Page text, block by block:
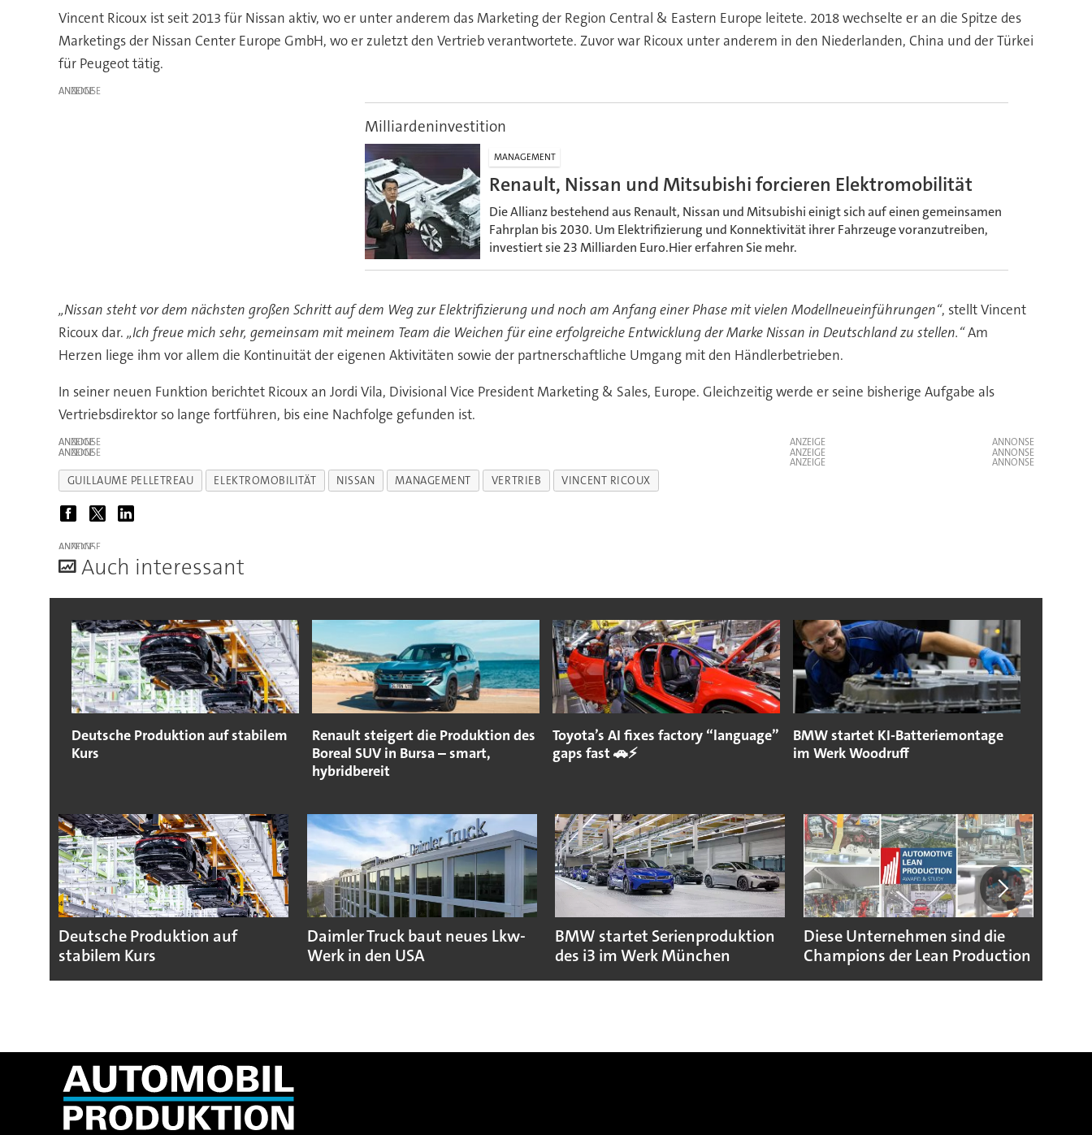
Vincent Ricoux ist seit 2013 für Nissan aktiv, wo er unter anderem das Marketing der Region Central & Eastern Europe leitete. 2018 wechselte er an die Spitze des
Marketings der Nissan Center Europe GmbH, wo er zuletzt den Vertrieb verantwortete. Zuvor war Ricoux unter anderem in den Niederlanden, China und der Türkei
für Peugeot tätig.
ANZEIGE
Milliardeninvestition
MANAGEMENT
Renault, Nissan und Mitsubishi forcieren Elektromobilität
Die Allianz bestehend aus Renault, Nissan und Mitsubishi einigt sich auf einen gemeinsamen
Fahrplan bis 2030. Um Elektrifizierung und Konnektivität ihrer Fahrzeuge voranzutreiben,
investiert sie 23 Milliarden Euro.Hier erfahren Sie mehr.
„Nissan steht vor dem nächsten großen Schritt auf dem Weg zur Elektrifizierung und noch am Anfang einer Phase mit vielen Modellneueinführungen“, stellt Vincent
Ricoux dar. „Ich freue mich sehr, gemeinsam mit meinem Team die Weichen für eine erfolgreiche Entwicklung der Marke Nissan in Deutschland zu stellen.“Am
Herzen liege ihm vor allem die Kontinuität der eigenen Aktivitäten sowie der partnerschaftliche Umgang mit den Händlerbetrieben.
In seiner neuen Funktion berichtet Ricoux an Jordi Vila, Divisional Vice President Marketing & Sales, Europe. Gleichzeitig werde er seine bisherige Aufgabe als
Vertriebsdirektor so lange fortführen, bis eine Nachfolge gefunden ist.
ANZEIGE
ANZEIGE
ANZEIGE
ANZEIGE
ANZEIGE
GUILLAUME PELLETREAU ELEKTROMOBILITÄT NISSAN MANAGEMENT VERTRIEB VINCENT RICOUX
ANZEIGE
Auch interessant
Deutsche Produktion auf stabilem
Kurs
Renault steigert die Produktion des
Boreal SUV in Bursa – smart,
hybridbereit
Toyota’s AI fixes factory “language”
gaps fast 🚗⚡
BMW startet KI-Batteriemontage
im Werk Woodruff
Deutsche Produktion auf
stabilem Kurs
Daimler Truck baut neues Lkw-
Werk in den USA
BMW startet Serienproduktion
des i3 im Werk München
Diese Unternehmen sind die
Champions der Lean Production